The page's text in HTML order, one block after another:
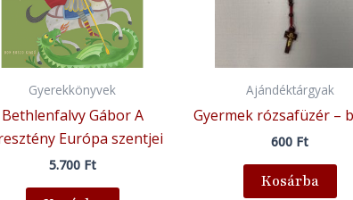
Gyerekkönyvek
Bethlenfalvy Gábor A
Európa szentjei
5.700 Ft
Ajándéktárgyak
Gyermek rózsafüzér –
600 Ft
Kosárba